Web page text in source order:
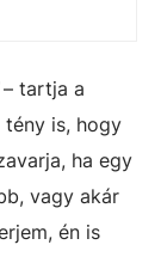
tartja a
tény is, hogy
ha egy
vagy akár
én is